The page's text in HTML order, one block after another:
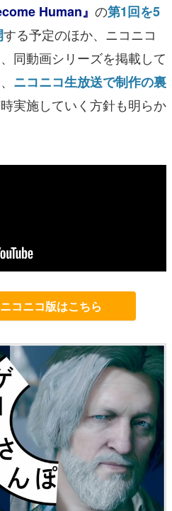
Human』 の第1回を5
する予定のほか、ニコニコ
同動画シリーズを掲載して
ニコニコ生放送で制作の裏
実施していく方針も明らか
コニコ版はこちら